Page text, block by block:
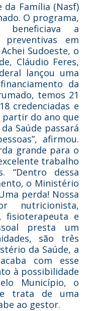
da Família (Nasf)
O programa,
beneficiava a
preventivas em
Sudoeste, o
Cláudio Feres,
lançou uma
da
temos 21
credenciadas e
partir do ano que
Saúde passará
afirmou.
grande para o
trabalho
“Dentro dessa
o Ministério
perda! Nossa
nutricionista,
fisioterapeuta e
presta um
são três
da Saúde, a
com esse
à possibilidade
Município, o
trata de uma
ao gestor.